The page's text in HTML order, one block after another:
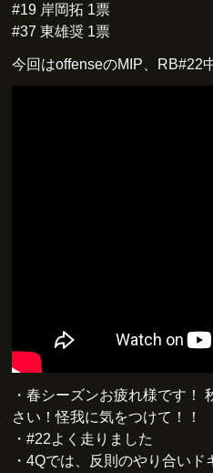
#19 岸岡拓 1票
#37 東雄奨 1票
今回はoffenseのMIP、RB#22
・春シーズンお疲れ様です！
さい！怪我に気をつけて！！
・#22よく走りました
・4Qでは、反則のやり合いド